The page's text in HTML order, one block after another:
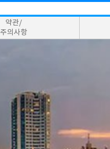
약관/
주의사항